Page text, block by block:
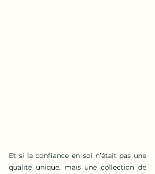
Et si la confiance en soi n’était pas une
qualité unique, mais une collection de